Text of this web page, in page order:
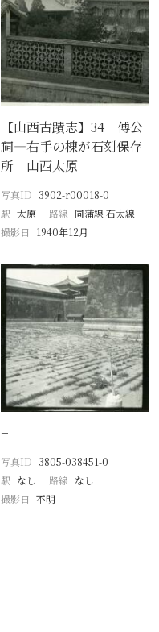
【山西古蹟志】34 傅公
祠―右手の棟が石刻保存
所 山西太原
写真ID 3902-r00018-0
駅 太原 路線 同蒲線 石太線
撮影日
1940年12月
−
写真ID 3805-038451-0
駅 なし 路線 なし
撮影日 不明